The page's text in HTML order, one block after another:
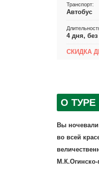
Транспорт:
Автобус
4 дня,
СКИДКА
О ТУРЕ
Вы
во всей